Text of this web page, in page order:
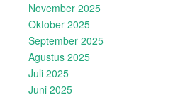
November 2025
Oktober 2025
September 2025
Agustus 2025
Juli 2025
Juni 2025